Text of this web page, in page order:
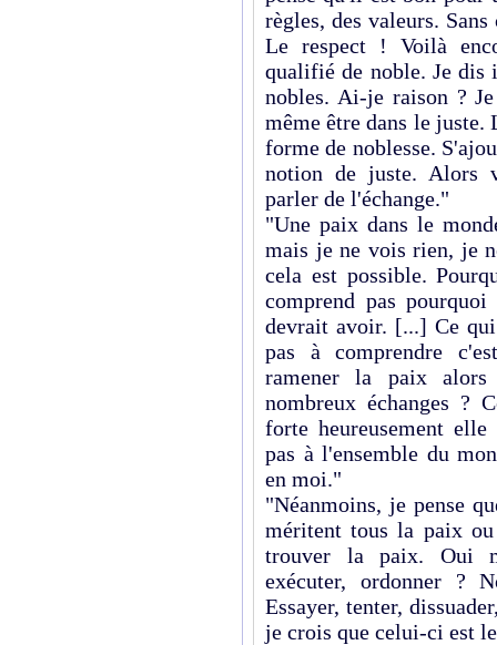
règles, des valeurs.
Le respect ! Voilà
qualifié de noble. Je dis
nobles. Ai-je raison ?
même être dans le juste.
forme de noblesse.
notion de juste. Alors
parler de l'échange."
"Une paix dans le
mais je ne vois rien, je
cela est possible.
comprend pas
devrait avoir. [...] Ce
pas à comprendre
ramener la paix alors
nombreux échanges ?
forte heureusement
pas à l'ensemble du
en moi."
"Néanmoins, je pense
méritent tous la paix
trouver la paix. Oui
exécuter, ordonner ?
Essayer, tenter,
je crois que celui-ci est